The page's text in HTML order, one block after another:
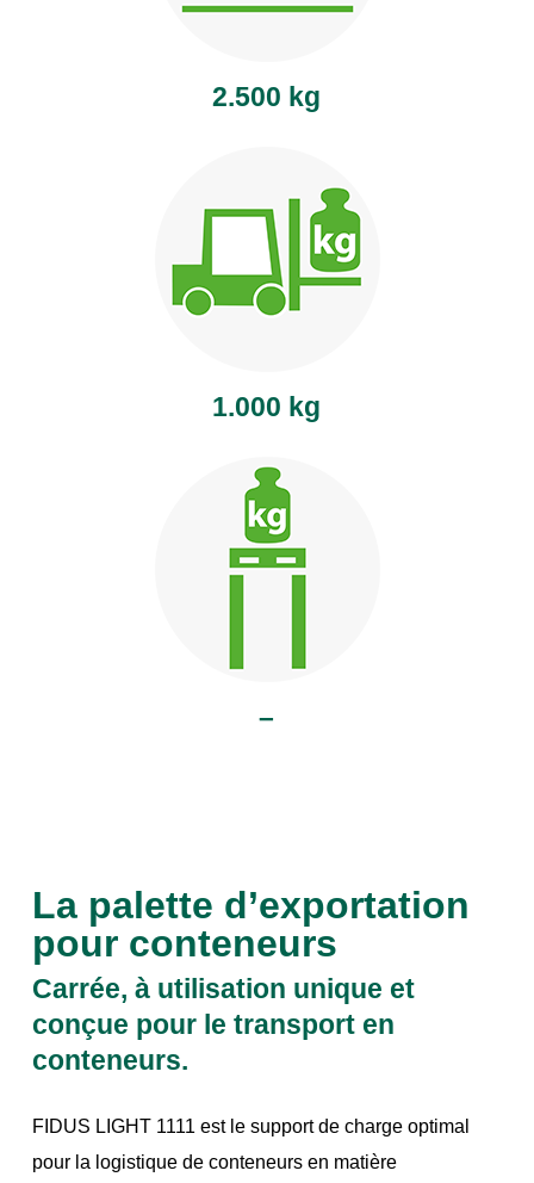
2.500 kg
1.000 kg
–
La palette d’exportation
pour conteneurs
Carrée, à utilisation unique et
conçue pour le transport en
conteneurs.
FIDUS LIGHT 1111 est le support de charge optimal
pour la logistique de conteneurs en matière